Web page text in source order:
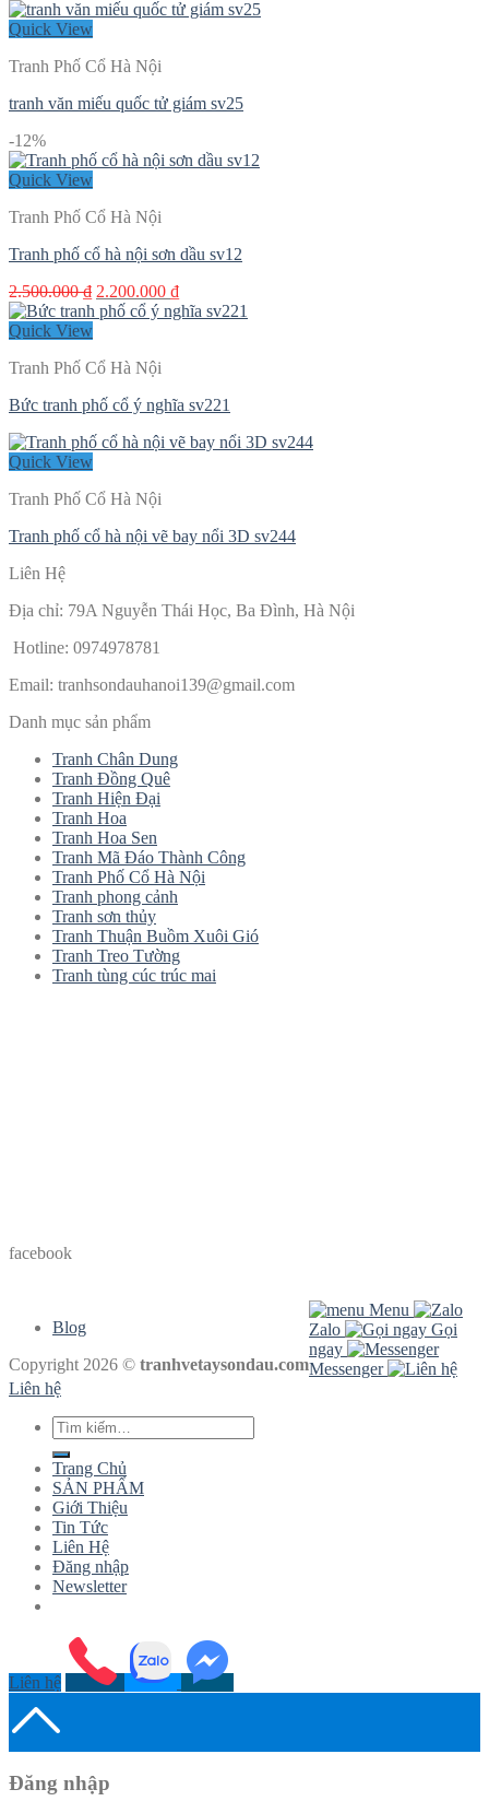
Quick View
Tranh Phố Cổ Hà Nội
tranh văn miếu quốc tử giám sv25
-12%
Quick View
Tranh Phố Cổ Hà Nội
Tranh phố cổ hà nội sơn dầu sv12
2.500.000₫ Giá
gốc
2.200.000 ₫Giá
hiện
Quick View
Tranh Phố Cổ Hà Nội
Bức tranh phố cổ ý nghĩa sv221
Quick View
Tranh Phố Cổ Hà Nội
Tranh phố cổ hà nội vẽ bay nổi 3D sv244
Liên Hệ
Địa chỉ: 79A Nguyễn Thái Học, Ba Đình, Hà Nội
Hotline: 0974978781
Email: tranhsondauhanoi139@gmail.com
Danh mục sản phẩm
Tranh Chân Dung
Tranh Đồng Quê
Tranh Hiện Đại
Tranh Hoa
Tranh Hoa Sen
Tranh Mã Đáo Thành Công
Tranh Phố Cổ Hà Nội
Tranh phong cảnh
Tranh sơn thủy
Tranh Thuận Buồm Xuôi Gió
Tranh Treo Tường
Tranh tùng cúc trúc mai
facebook
Blog
Copyright 2026 © tranhvetaysondau.com
Menu
Zalo
Gọi
ngay
Messenger
Liên hệ
Tìm
kiếm:
Trang Chủ
SẢN PHẨM
Giới Thiệu
Tin Tức
Liên Hệ
Đăng nhập
Newsletter
Liên hệ
Đăng nhập